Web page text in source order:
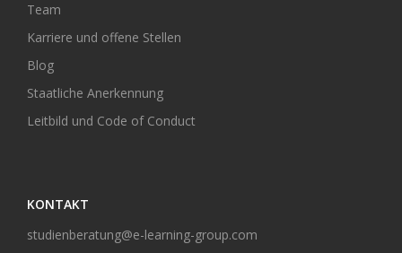
Team
Karriere und offene Stellen
Blog
Staatliche Anerkennung
Leitbild und Code of Conduct
KONTAKT
studienberatung@e-learning-group.com